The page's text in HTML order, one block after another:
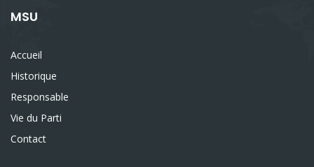
MSU
Accueil
Historique
Responsable
Vie du Parti
Contact